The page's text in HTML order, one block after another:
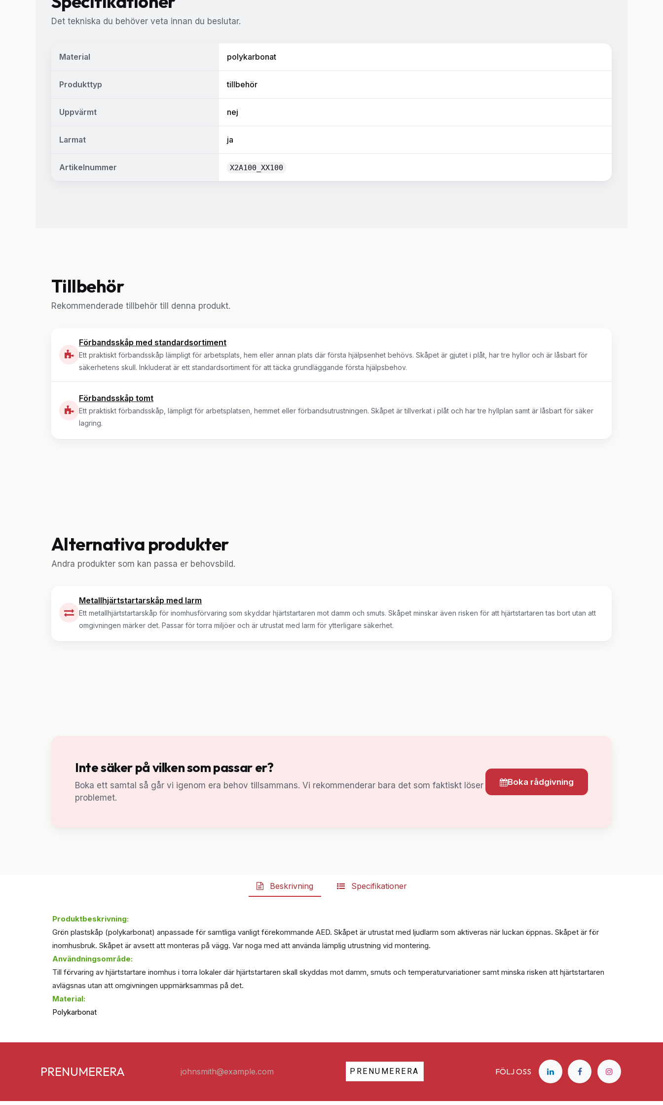
Det tekniska du behöver veta innan du beslutar.
Material polykarbonat
Produkttyp tillbehör
Uppvärmt nej
Larmat ja
Artikelnummer X2A100_XX100
Tillbehör
Rekommenderade tillbehör till denna produkt.
Förbandsskåp med standardsortiment
Ett praktiskt förbandsskåp lämpligt för arbetsplats, hem eller annan plats där första hjälpsenhet behövs. Skåpet är gjutet i plåt, har tre hyllor och är låsbart för
säkerhetens skull. Inkluderat är ett standardsortiment för att täcka grundläggande första hjälpsbehov.
Förbandsskåp tomt
Ett praktiskt förbandsskåp, lämpligt för arbetsplatsen, hemmet eller förbandsutrustningen. Skåpet är tillverkat i plåt och har tre hyllplan samt är låsbart för säker
lagring.
Alternativa produkter
Andra produkter som kan passa er behovsbild.
Metallhjärtstartarskåp med larm
Ett metallhjärtstartarskåp för inomhusförvaring som skyddar hjärtstartaren mot damm och smuts. Skåpet minskar även risken för att hjärtstartaren tas bort utan att
omgivningen märker det. Passar för torra miljöer och är utrustat med larm för ytterligare säkerhet.
Inte säker på vilken som passar er?
Boka ett samtal så går vi igenom era behov tillsammans. Vi rekommenderar bara det som faktiskt löser
problemet.
Boka rådgivning
Beskrivning Specifikationer
Produktbeskrivning:
Grön plastskåp (polykarbonat) anpassade för samtliga vanligt förekommande AED. Skåpet är utrustat med ljudlarm som aktiveras när luckan öppnas. Skåpet är för
inomhusbruk. Skåpet är avsett att monteras på vägg. Var noga med att använda lämplig utrustning vid montering.
Användningsområde:
Till förvaring av hjärtstartare inomhus i torra lokaler där hjärtstartaren skall skyddas mot damm, smuts och temperaturvariationer samt minska risken att hjärtstartaren
avlägsnas utan att omgivningen uppmärksammas på det.
Material:
Polykarbonat
PRENUMERERA PRENUMERERA FÖLJ OSS